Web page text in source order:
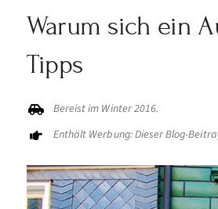
Warum sich ein
Tipps
Bereist im Winter 2016.
Enthält Werbung: Dieser Blog-